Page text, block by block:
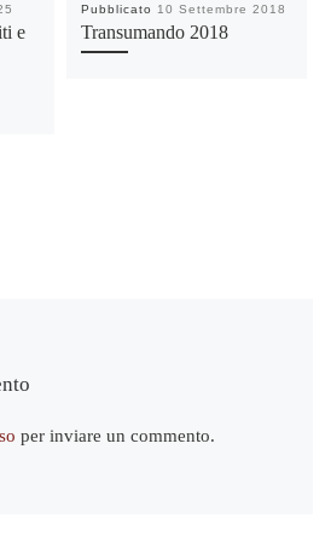
e
Pubblicato 10 Settembre 2018
Transumando 2018
per inviare un commento.